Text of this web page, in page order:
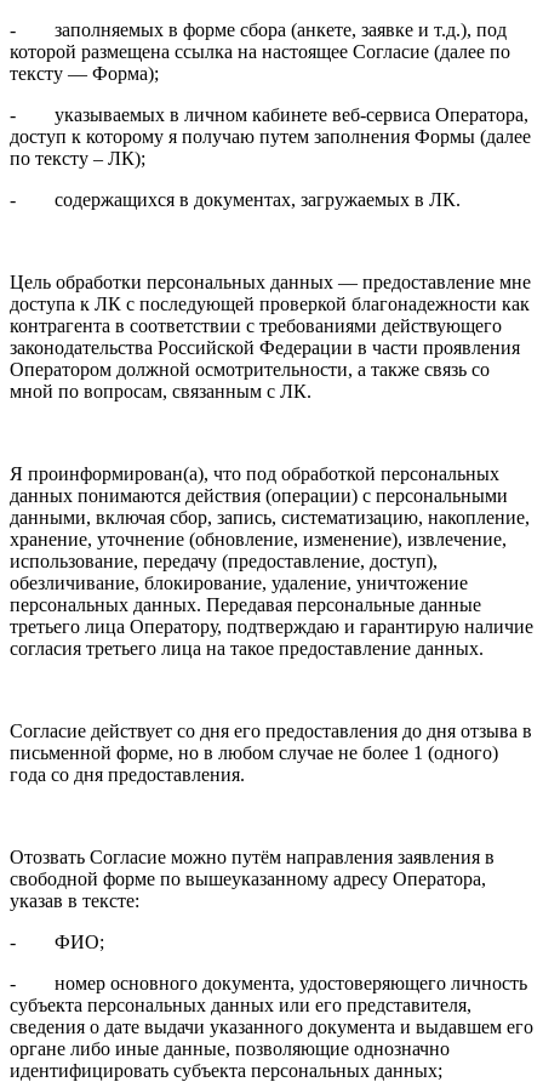
- заполняемых в форме сбора (анкете, заявке и т.д.), под
которой размещена ссылка на настоящее Согласие (далее по
тексту — Форма);
- указываемых в личном кабинете веб-сервиса Оператора,
доступ к которому я получаю путем заполнения Формы (далее
по тексту – ЛК);
- содержащихся в документах, загружаемых в ЛК.
Цель обработки персональных данных — предоставление мне
доступа к ЛК с последующей проверкой благонадежности как
контрагента в соответствии с требованиями действующего
законодательства Российской Федерации в части проявления
Оператором должной осмотрительности, а также связь со
мной по вопросам, связанным с ЛК.
Я проинформирован(а), что под обработкой персональных
данных понимаются действия (операции) с персональными
данными, включая сбор, запись, систематизацию, накопление,
хранение, уточнение (обновление, изменение), извлечение,
использование, передачу (предоставление, доступ),
обезличивание, блокирование, удаление, уничтожение
персональных данных. Передавая персональные данные
третьего лица Оператору, подтверждаю и гарантирую наличие
согласия третьего лица на такое предоставление данных.
Согласие действует со дня его предоставления до дня отзыва в
письменной форме, но в любом случае не более 1 (одного)
года со дня предоставления.
Отозвать Согласие можно путём направления заявления в
свободной форме по вышеуказанному адресу Оператора,
указав в тексте:
- ФИО;
- номер основного документа, удостоверяющего личность
субъекта персональных данных или его представителя,
сведения о дате выдачи указанного документа и выдавшем его
органе либо иные данные, позволяющие однозначно
идентифицировать субъекта персональных данных;